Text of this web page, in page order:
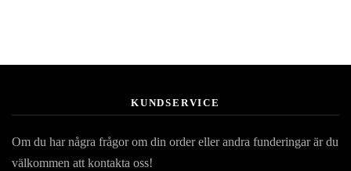
KUNDSERVICE
Om du har några frågor om din order eller andra funderingar är du
välkommen att kontakta oss!